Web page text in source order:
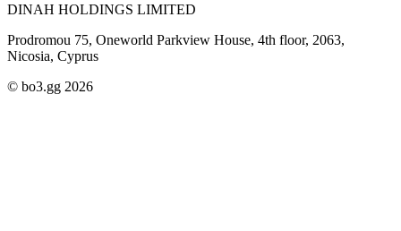
DINAH HOLDINGS LIMITED
Prodromou 75, Oneworld Parkview House, 4th floor, 2063,
Nicosia, Cyprus
© bo3.gg 2026